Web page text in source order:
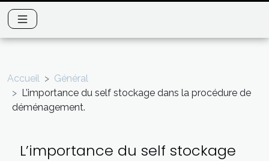
Accueil
Général
L’importance du self stockage dans la procédure de
déménagement.
L’importance du self stockage